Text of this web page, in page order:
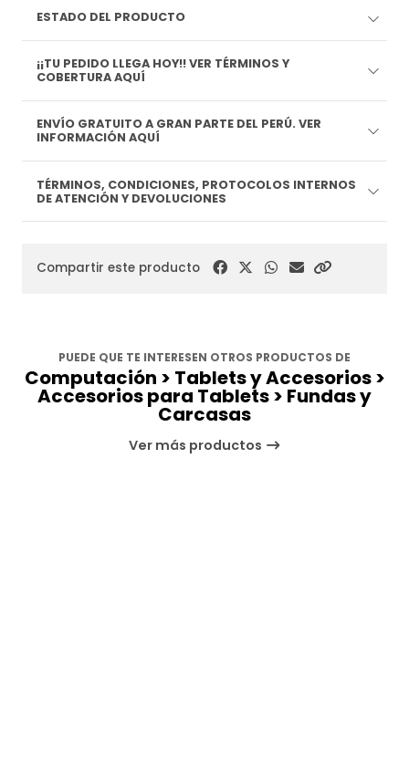
ESTADO DEL PRODUCTO
¡¡TU PEDIDO LLEGA HOY!! VER TÉRMINOS Y
COBERTURA AQUÍ
ENVÍO GRATUITO A GRAN PARTE DEL PERÚ. VER
INFORMACIÓN AQUÍ
TÉRMINOS, CONDICIONES, PROTOCOLOS INTERNOS
DE ATENCIÓN Y DEVOLUCIONES
Compartir este producto
PUEDE QUE TE INTERESEN OTROS PRODUCTOS DE
Computación > Tablets y Accesorios >
Accesorios para Tablets > Fundas y
Carcasas
Ver más productos